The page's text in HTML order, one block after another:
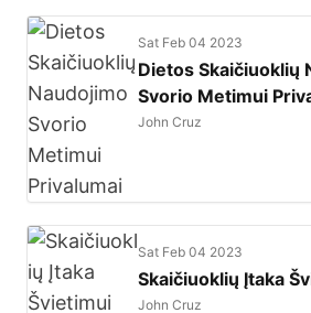
Sat Feb 04 2023
Dietos Skaičiuoklių
Svorio Metimui
John Cruz
Sat Feb 04 2023
Skaičiuoklių Įtaka
John Cruz